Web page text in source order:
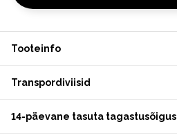
Tooteinfo
Transpordiviisid
14-päevane tasuta tagastusõigus